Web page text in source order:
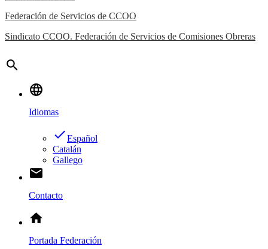
Federación de Servicios de CCOO
Sindicato CCOO. Federación de Servicios de Comisiones Obreras
search
language
Idiomas
doneEspañol
Catalán
Gallego
email
Contacto
home
Portada Federación